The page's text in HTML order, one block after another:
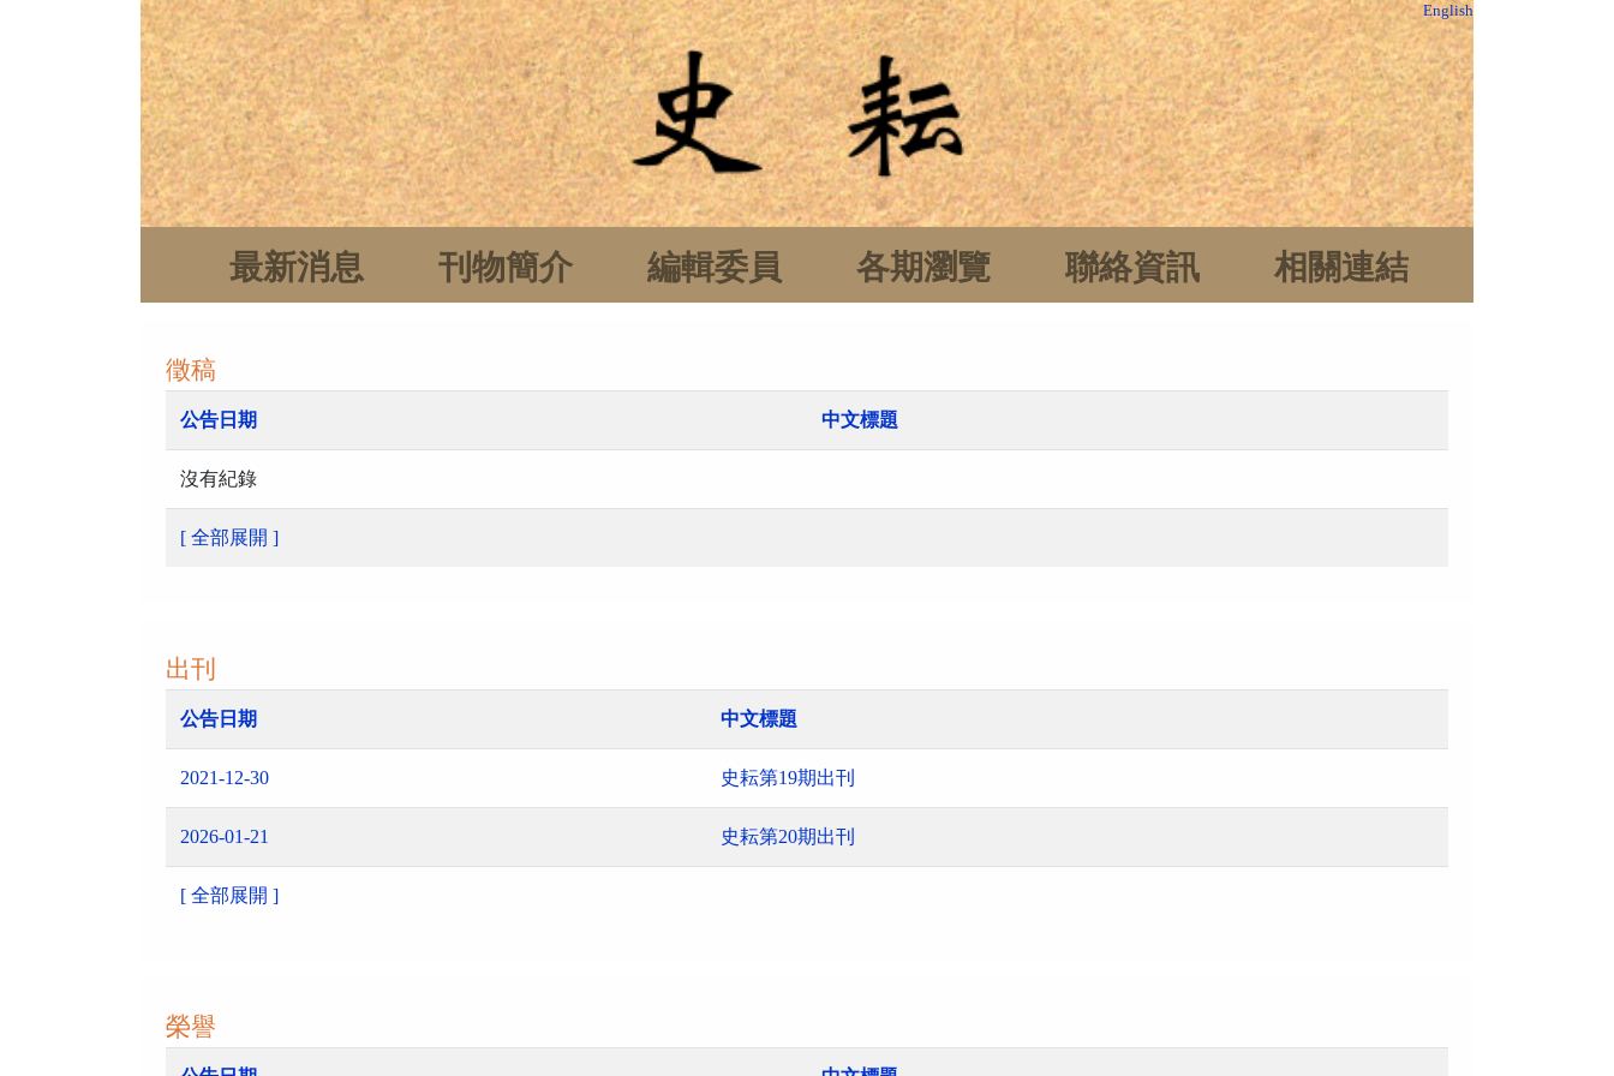
English
最新消息 刊物簡介 編輯委員 各期瀏覽 聯絡資訊 相關連結
徵稿
公告日期 中文標題
沒有紀錄
[ 全部展開 ]
出刊
公告日期 中文標題
2021-12-30 史耘第19期出刊
2026-01-21 史耘第20期出刊
[ 全部展開 ]
榮譽